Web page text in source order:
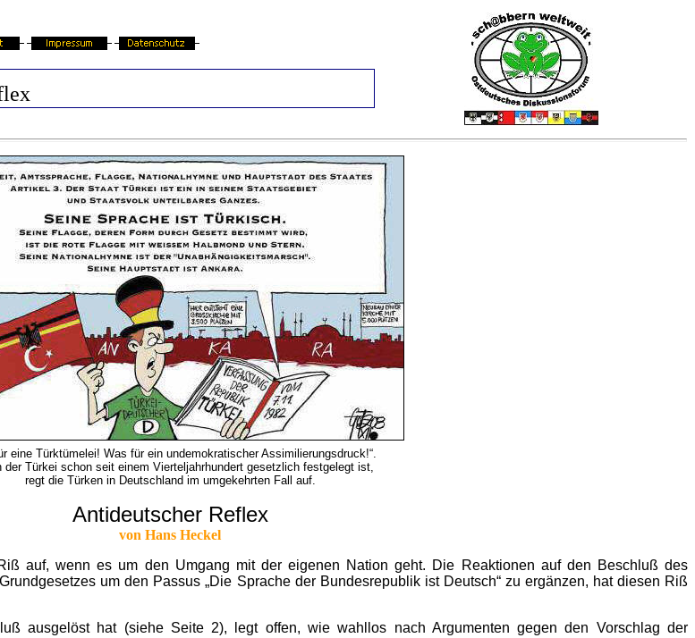
eine Türktümelei! Was für ein undemokratischer Assimilierungsdruck!“.
der Türkei schon seit einem Vierteljahrhundert gesetzlich festgelegt ist,
regt die Türken in Deutschland im umgekehrten Fall auf.
Antideutscher Reflex
von Hans Heckel
auf, wenn es um den Umgang mit der eigenen Nation geht. Die Reaktionen auf den Beschluß des
um den Passus „Die Sprache der Bundesrepublik ist Deutsch“ zu ergänzen, hat diesen Riß
ausgelöst hat (siehe Seite 2), legt offen, wie wahllos nach Argumenten gegen den Vorschlag der